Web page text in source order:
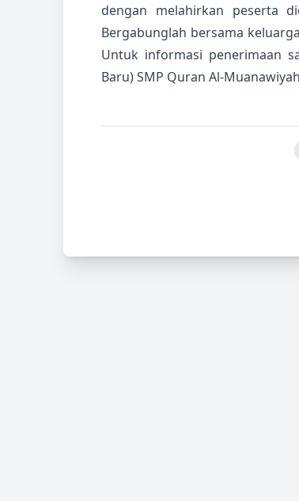
dengan melahirkan peserta
Bergabunglah bersama
Untuk informasi penerimaan
Baru) SMP Quran Al-Muanawiyah